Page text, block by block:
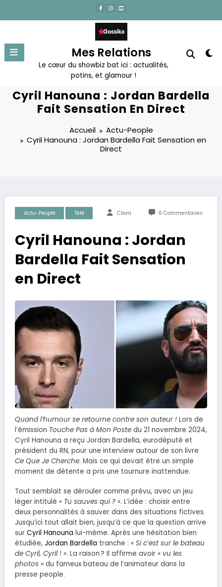
contenu
Mes Relations
Le cœur du showbiz bat ici : actualités,
potins, et glamour !
Cyril Hanouna : Jordan Bardella
Fait Sensation En Direct
Accueil
Actu-People
Cyril Hanouna : Jordan Bardella Fait Sensation en
Direct
Actu-People Télé Clara 6 Commentaires
Cyril Hanouna : Jordan
Bardella Fait Sensation
en Direct
Quand l’humour se retourne contre son auteur ! Lors de
l’émission Touche Pas à Mon Poste du 21 novembre 2024,
Cyril Hanouna a reçu Jordan Bardella, eurodéputé et
président du RN, pour une interview autour de son livre
Ce Que Je Cherche. Mais ce qui devait être un simple
moment de détente a pris une tournure inattendue.
Tout semblait se dérouler comme prévu, avec un jeu
léger intitulé « Tu sauves qui ? ». L’idée : choisir entre
deux personnalités à sauver dans des situations fictives.
Jusqu’ici tout allait bien, jusqu’à ce que la question arrive
sur Cyril Hanouna lui-même. Après une hésitation bien
étudiée, Jordan Bardella tranche : « Si c’est sur le bateau
de Cyril, Cyril ! ». La raison ? Il affirme avoir « vu les
photos » du fameux bateau de l’animateur dans la
presse people.